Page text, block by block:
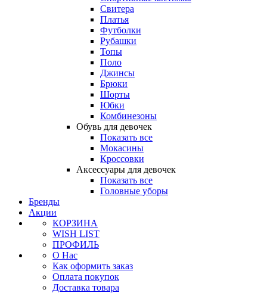
Свитера
Платья
Футболки
Рубашки
Топы
Поло
Джинсы
Брюки
Шорты
Юбки
Комбинезоны
Обувь для девочек
Показать все
Мокасины
Кроссовки
Аксессуары для девочек
Показать все
Головные уборы
Бренды
Акции
КОРЗИНА
WISH LIST
ПРОФИЛЬ
О Нас
Как оформить заказ
Оплата покупок
Доставка товара